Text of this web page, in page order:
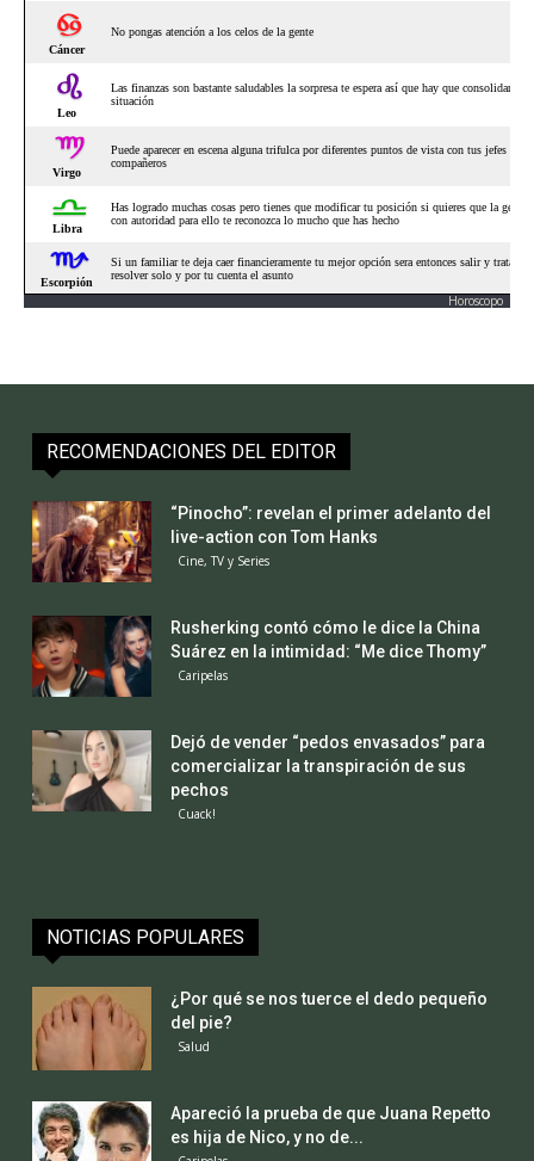
Horoscopo
RECOMENDACIONES DEL EDITOR
“Pinocho”: revelan el primer adelanto del
live-action con Tom Hanks
Cine, TV y Series
Rusherking contó cómo le dice la China
Suárez en la intimidad: “Me dice Thomy”
Caripelas
Dejó de vender “pedos envasados” para
comercializar la transpiración de sus
pechos
Cuack!
NOTICIAS POPULARES
¿Por qué se nos tuerce el dedo pequeño
del pie?
Salud
Apareció la prueba de que Juana Repetto
es hija de Nico, y no de...